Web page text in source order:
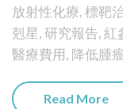
放射性化療,標靶
剋星,研究報告,紅
醫療費用, 降低腫
Read More